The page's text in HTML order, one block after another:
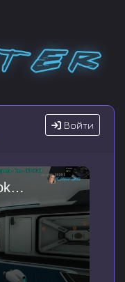
Войти
Я ГОРЯЧАЯ А ТЫ !pokemonshield !помочь !лайфхак